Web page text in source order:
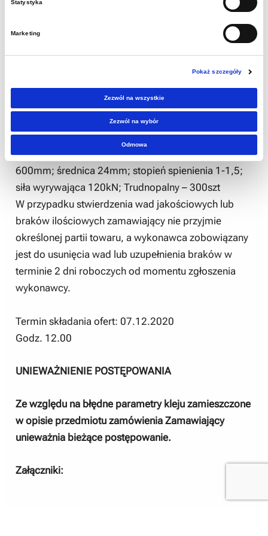
Statystyka
Marketing
Pokaż szczegóły
Zezwól na wszystkie
Zezwól na wybór
Odmowa
Muzeum Górnictwa Węglowego w Zabrzu „
Zakup wraz z dostawą górniczych kotw drewnianych
Q38 L-2000 wraz z klejem.
Drewniana kotwa górnicza wklejana Q38 (KRZYŻAK
Q 40 250X250 +KLIN 200X40X20) wykonana z
twardego drewna liściastego – 150 szt
Klej Lokset PUR Standard – długość ładunku
600mm; średnica 24mm; stopień spienienia 1-1,5;
siła wyrywająca 120kN; Trudnopalny – 300szt
W przypadku stwierdzenia wad jakościowych lub
braków ilościowych zamawiający nie przyjmie
określonej partii towaru, a wykonawca zobowiązany
jest do usunięcia wad lub uzupełnienia braków w
terminie 2 dni roboczych od momentu zgłoszenia
wykonawcy.
Termin składania ofert: 07.12.2020
Godz. 12.00
UNIEWAŻNIENIE POSTĘPOWANIA
Ze względu na błędne parametry kleju zamieszczone
w opisie przedmiotu zamówienia Zamawiający
unieważnia bieżące postępowanie.
Załączniki: